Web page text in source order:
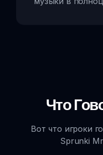
Что
Вот что игроки
Sprunki